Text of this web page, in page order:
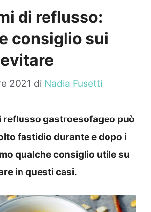
di reflusso:
consiglio sui
2021 di Nadia Fusetti
reflusso gastroesofageo può
fastidio durante e dopo i
qualche consiglio utile su
in questi casi.